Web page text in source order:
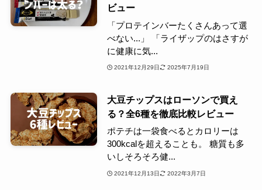
ビュー
「プロテインバーたくさんあって選
べない...」 「ライザップのはさすが
に健康に気...
2021年12月29日 2025年7月19日
大豆チップスはローソンで買え
る？全6種を徹底比較レビュー
ポテチは一袋食べるとカロリーは
300kcalを超えることも。 糖質も多
いしそろそろ健...
2021年12月13日 2022年3月7日